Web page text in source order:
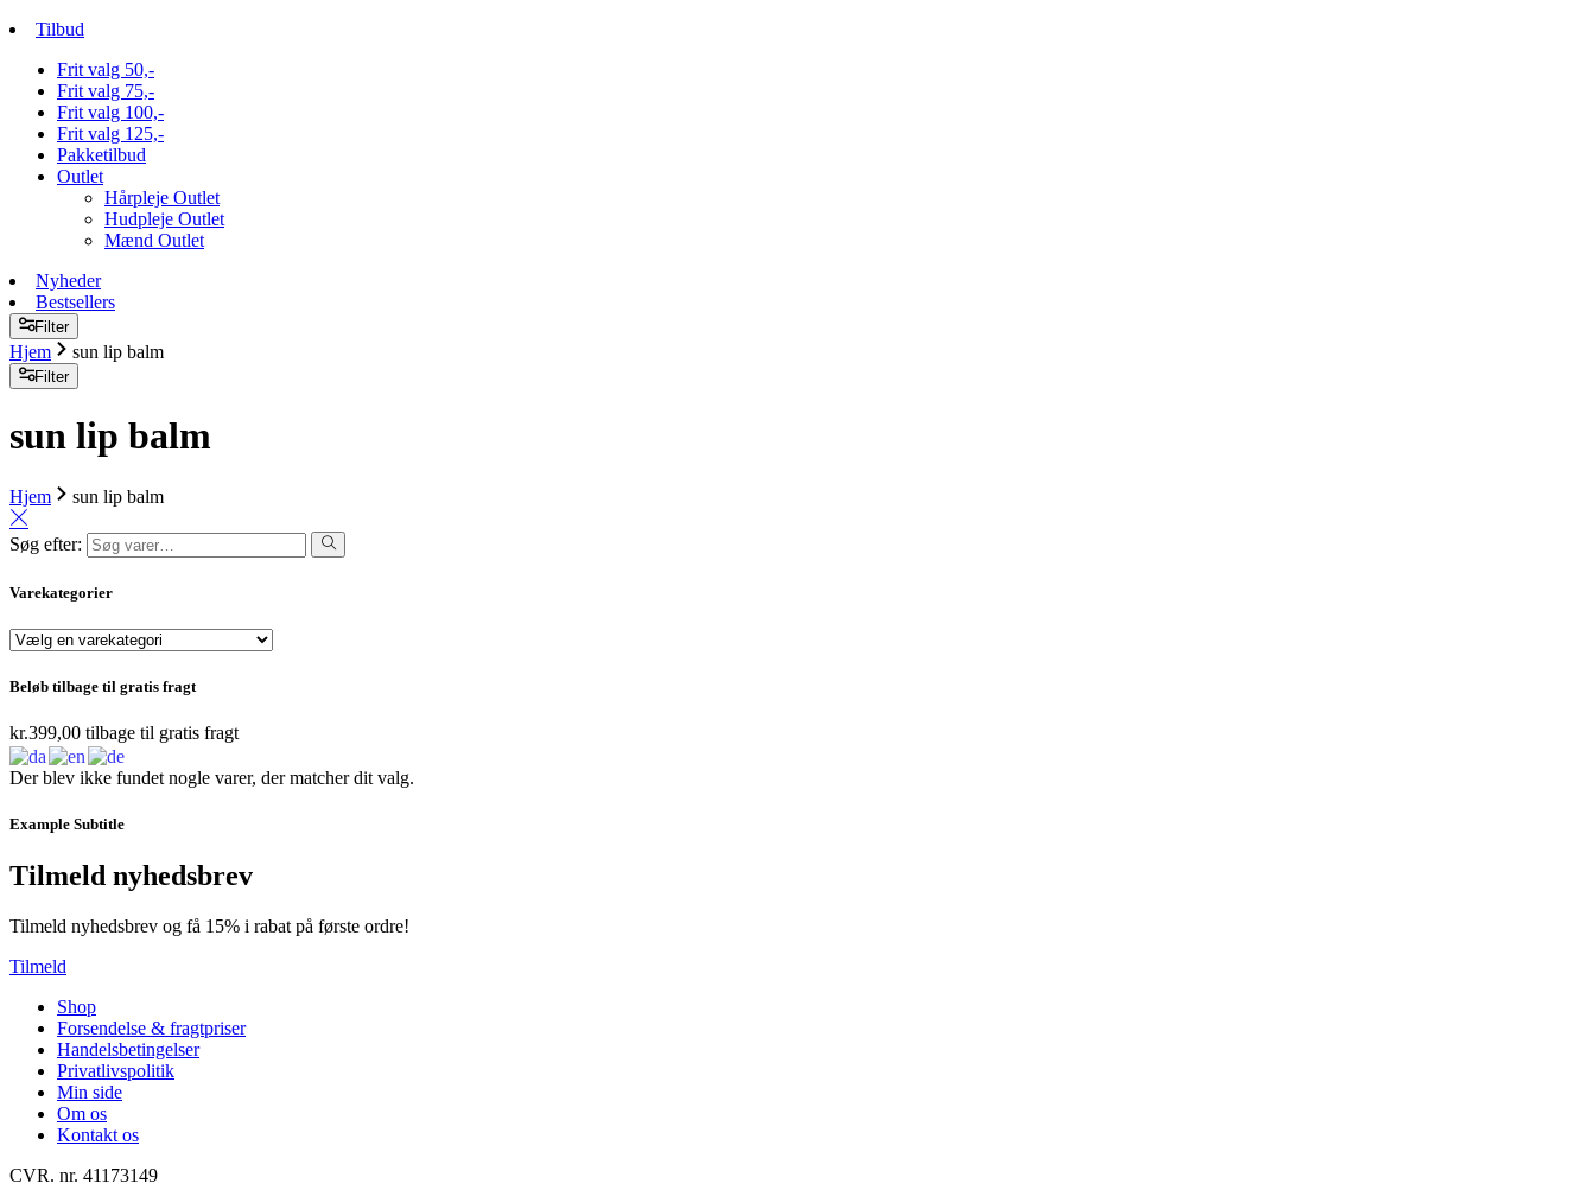
Tilbud
Frit valg 50,-
Frit valg 75,-
Frit valg 100,-
Frit valg 125,-
Pakketilbud
Outlet
Hårpleje Outlet
Hudpleje Outlet
Mænd Outlet
Nyheder
Bestsellers
Filter
Hjem sun lip balm
Filter
sun lip balm
Hjem sun lip balm
Søg efter:
Varekategorier
Beløb tilbage til gratis fragt
kr.399,00 tilbage til gratis fragt
Der blev ikke fundet nogle varer, der matcher dit valg.
Example Subtitle
Tilmeld nyhedsbrev
Tilmeld nyhedsbrev og få 15% i rabat på første ordre!
Tilmeld
Shop
Forsendelse & fragtpriser
Handelsbetingelser
Privatlivspolitik
Min side
Om os
Kontakt os
CVR. nr. 41173149